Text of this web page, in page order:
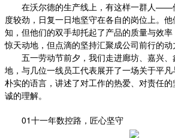
在沃尔德的生产线上，有这样一群人——
度较劲，日复一日地坚守在各自的岗位上。
知，但他们的双手却托起了产品的质量与效
惊天动地，但点滴的坚持汇聚成公司前行的动
五一劳动节前夕，我们走进廊坊、嘉兴
地，与几位一线员工代表展开了一场关于平
朴实的语言，讲述了对工作的热爱、对责任的
诚的理解。
01十一年数控路，匠心坚守